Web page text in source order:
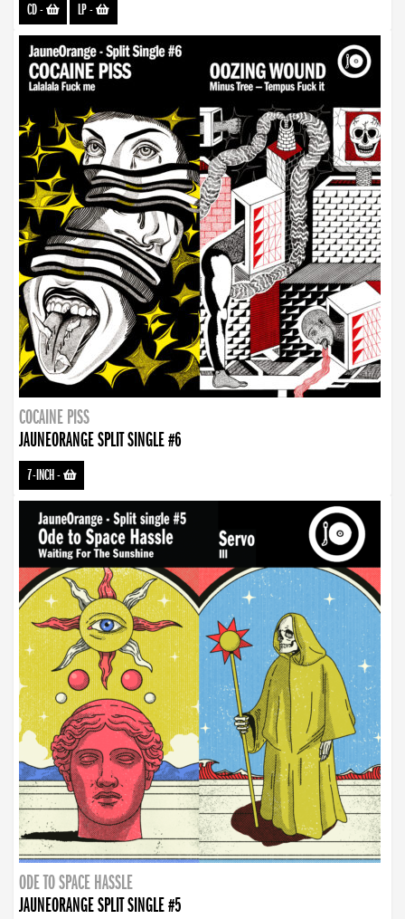
CD- LP-
COCAINE PISS
JAUNEORANGE SPLIT SINGLE #6
7-INCH-
ODE TO SPACE HASSLE
JAUNEORANGE SPLIT SINGLE #5